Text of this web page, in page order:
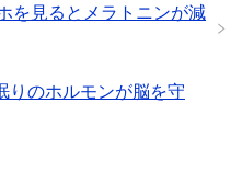
を見るとメラトニンが減
りのホルモンが脳を守